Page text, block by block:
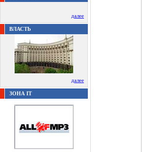
далее
ВЛАСТЬ
далее
ЗОНА IT